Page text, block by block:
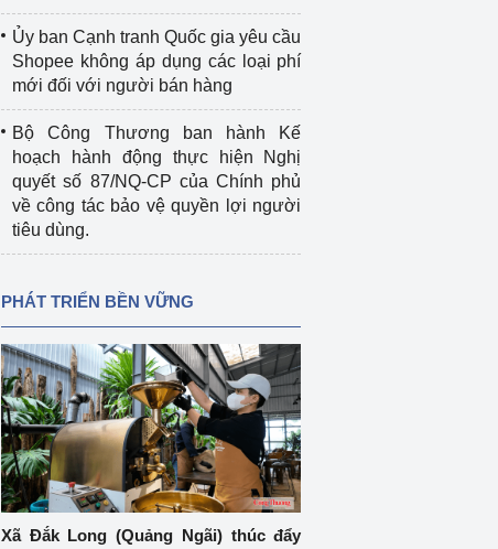
Ủy ban Cạnh tranh Quốc gia yêu cầu
Shopee không áp dụng các loại phí
mới đối với người bán hàng
Bộ Công Thương ban hành Kế
hoạch hành động thực hiện Nghị
quyết số 87/NQ-CP của Chính phủ
về công tác bảo vệ quyền lợi người
tiêu dùng.
PHÁT TRIỂN BỀN VỮNG
Xã Đắk Long (Quảng Ngãi) thúc đẩy